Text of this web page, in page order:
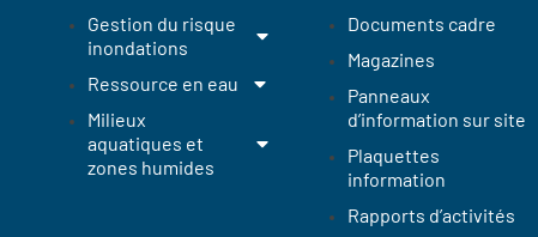
Gestion du risque
inondations
Ressource en eau
Milieux
aquatiques et
zones humides
Documents cadre
Magazines
Panneaux
d’information sur site
Plaquettes
information
Rapports d’activités